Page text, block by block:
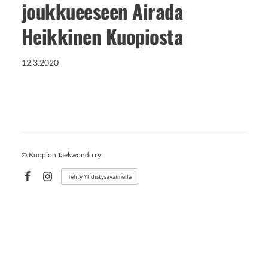
joukkueeseen Airada
Heikkinen Kuopiosta
12.3.2020
© Kuopion Taekwondo ry
FacebookInstagram
Tehty Yhdistysavaimella